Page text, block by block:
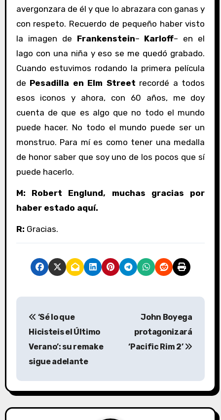
avergonzara de él y que lo abrazara con ganas y
con respeto. Recuerdo de pequeño haber visto
la imagen de Frankenstein– Karloff– en el
lago con una niña y eso se me quedó grabado.
Cuando estuvimos rodando la primera película
de Pesadilla en Elm Street recordé a todos
esos iconos y ahora, con 60 años, me doy
cuenta de que es algo que no todo el mundo
puede hacer. No todo el mundo puede ser un
monstruo. Para mí es como tener una medalla
de honor saber que soy uno de los pocos que sí
puede hacerlo.
M: Robert Englund, muchas gracias por
haber estado aquí.
R: Gracias.
N
g
a
‘Sé lo que
Hicisteis el Último
Verano’: su remake
sigue adelante
John Boyega
protagonizará
‘Pacific Rim 2’